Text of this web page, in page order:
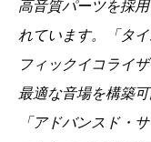
高音質パーツを採
れています。「タ
フィックイコライ
最適な音場を構築
「アドバンスド・